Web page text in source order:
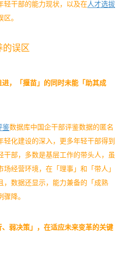
轻干部的能力现状，以及在人才选拔
区。
的误区
，「揠苗」的同时未能「助其成
鉴数据库中国企干部评鉴数据的匿名
化建设的深入，更多年轻干部得到
干部，多数是基层工作的带头人，虽
经营环境，在「理事」和「带人」
，数据还显示，能力兼备的「成熟
降。
弱决策」，在适应未来变革的关键